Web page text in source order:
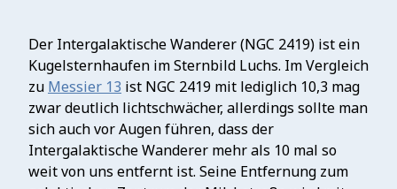
Der Intergalaktische Wanderer (NGC 2419) ist ein
Kugelsternhaufen im Sternbild Luchs. Im Vergleich
zu Messier 13 ist NGC 2419 mit lediglich 10,3 mag
zwar deutlich lichtschwächer, allerdings sollte man
sich auch vor Augen führen, dass der
Intergalaktische Wanderer mehr als 10 mal so
weit von uns entfernt ist. Seine Entfernung zum